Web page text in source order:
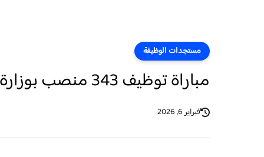
مستجدات الوظيفة
مباراة توظيف 343 منصب بوزارة الداخلية آخر أجل 11 فبراير 2026
فبراير 6, 2026